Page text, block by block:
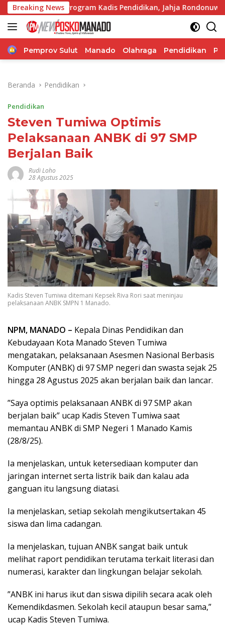
Langsung
ke
konten
Breaking News
Program Kadis Pendidikan, Jahja Rondonuwu
Home
Pemprov Sulut Manado Olahraga Pendidikan
Beranda Pendidikan
Pendidikan
Steven Tumiwa Optimis
Pelaksanaan ANBK di 97 SMP
Berjalan Baik
Rudi Loho
28 Agustus 2025
Kadis Steven Tumiwa ditemani Kepsek Riva Rori saat meninjau
pelaksanaan ANBK SMPN 1 Manado.
NPM, MANADO – Kepala Dinas Pendidikan dan
Kebudayaan Kota Manado Steven Tumiwa
mengatakan, pelaksanaan Asesmen Nasional Berbasis
Komputer (ANBK) di 97 SMP negeri dan swasta sejak 25
hingga 28 Agustus 2025 akan berjalan baik dan lancar.
”Saya optimis pelaksanaan ANBK di 97 SMP akan
berjalan baik” ucap Kadis Steven Tumiwa saat
memantau ANBK di SMP Negeri 1 Manado Kamis
(28/8/25).
Ia menjelaskan, untuk ketersediaan komputer dan
jaringan internet serta listrik baik dan kalau ada
ganguan itu langsung diatasi.
Ia menjelaskan, setiap sekolah mengikutsertakan 45
siswa dan lima cadangan.
Ia menjelaskan, tujuan ANBK sangat baik untuk
melihat raport pendidikan terutama terkait literasi dan
numerasi, karakter dan lingkungan belajar sekolah.
”ANBK ini harus ikut dan siswa dipilih secara acak oleh
Kemendikdasmen. Sekolah kecil ataupun besar sama,”
ucap Kadis Steven Tumiwa.